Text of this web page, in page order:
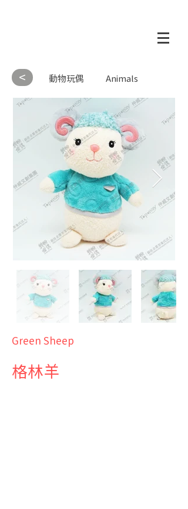
< 動物玩偶 Animals
Green Sheep
格林羊